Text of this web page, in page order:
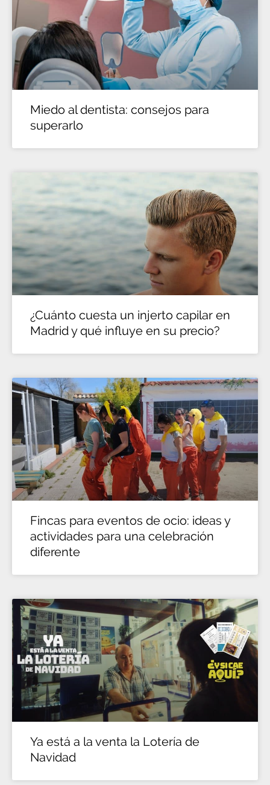
Miedo al dentista: consejos para
superarlo
¿Cuánto cuesta un injerto capilar en
Madrid y qué influye en su precio?
Fincas para eventos de ocio: ideas y
actividades para una celebración
diferente
Ya está a la venta la Lotería de
Navidad